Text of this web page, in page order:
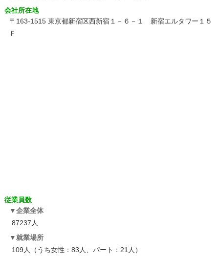
会社所在地
〒163-1515 東京都新宿区西新宿１－６－１ 新宿エルタワー１５
Ｆ
従業員数
企業全体
87237人
就業場所
109人（うち女性：83人、パート：21人）